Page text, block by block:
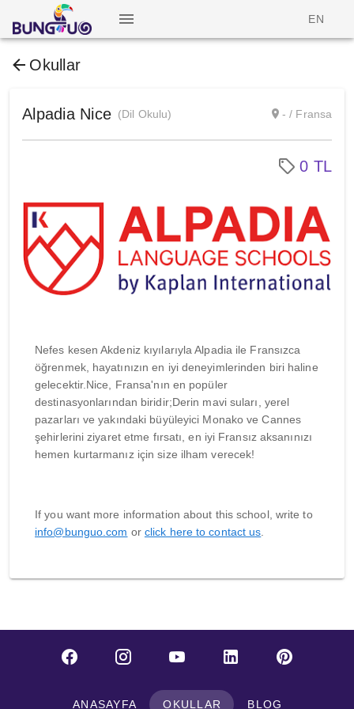
EN
Okullar
Alpadia Nice (Dil Okulu) - / Fransa
0 TL
Nefes kesen Akdeniz kıyılarıyla Alpadia ile Fransızca
öğrenmek, hayatınızın en iyi deneyimlerinden biri haline
gelecektir.Nice, Fransa'nın en popüler
destinasyonlarından biridir;Derin mavi suları, yerel
pazarları ve yakındaki büyüleyici Monako ve Cannes
şehirlerini ziyaret etme fırsatı, en iyi Fransız aksanınızı
hemen kurtarmanız için size ilham verecek!
If you want more information about this school, write to
info@bunguo.com or click here to contact us.
ANASAYFA OKULLAR BLOG